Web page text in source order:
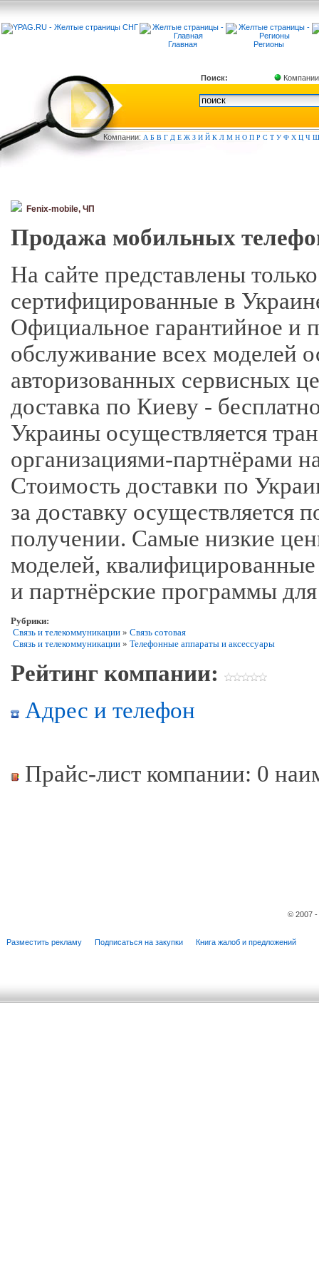
Главная Регионы
Поиск: Компании
Компании: А Б В Г Д Е Ж З И Й К Л М Н О П Р С Т У Ф Х Ц Ч Ш
Fenix-mobile, ЧП
Продажа мобильных
На сайте представлены
сертифицированные в
Официальное гарантийное и
обслуживание всех моделей
авторизованных сервисных
доставка по Киеву -
Украины осуществляется
организациями-партнёрами
Стоимость доставки по
за доставку осуществляется
получении. Самые низкие
моделей, квалифицированные
и партнёрские программы
Рубрики:
Связь и телекоммуникации » Связь сотовая
Связь и телекоммуникации » Телефонные аппараты и аксессуары
Рейтинг компании:
Адрес и телефон
Прайс-лист компании: 0
© 2007
Разместить рекламу Подписаться на закупки Книга жалоб и предложений